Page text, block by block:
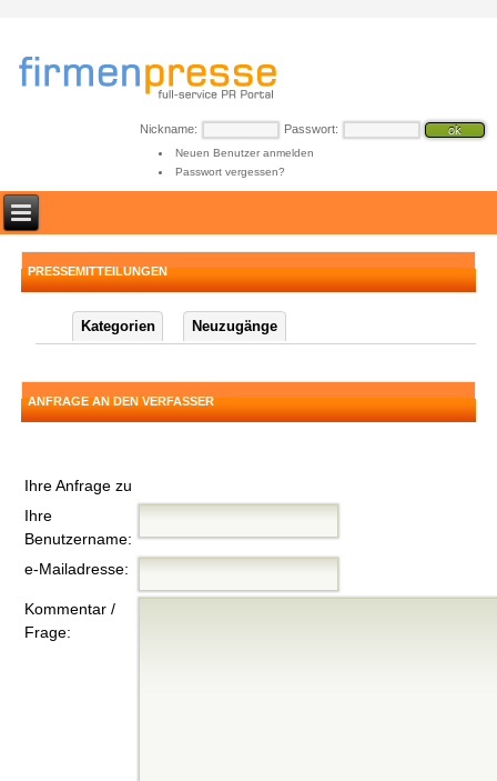
Nickname: Passwort:
Neuen Benutzer anmelden
Passwort vergessen?
PRESSEMITTEILUNGEN
Kategorien Neuzugänge
ANFRAGE AN DEN VERFASSER
Ihre Anfrage zu
Ihre
Benutzername:
e-Mailadresse:
Kommentar /
Frage: